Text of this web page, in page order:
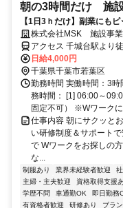
朝の3時間だけ 施
【1日3ｈだけ】副業にも
通勤楽々⇒マイカー通勤
株式会社MSK 施設事
アクセス 千城台駅より
日給4,000円
千葉県千葉市若葉区
勤務時間 実働時間：3
務時間： [1] 06:00～
固定不可） ※Wワーク
仕事内容 朝にサクッと
い研修制度＆サポート
で Wワークをお探しの
な...
制服あり 業界未経験者歓迎
主婦・主夫歓迎
資格取得支援
学歴不問
車通勤OK 即日勤務
有資格者歓迎
研修あり ブラ